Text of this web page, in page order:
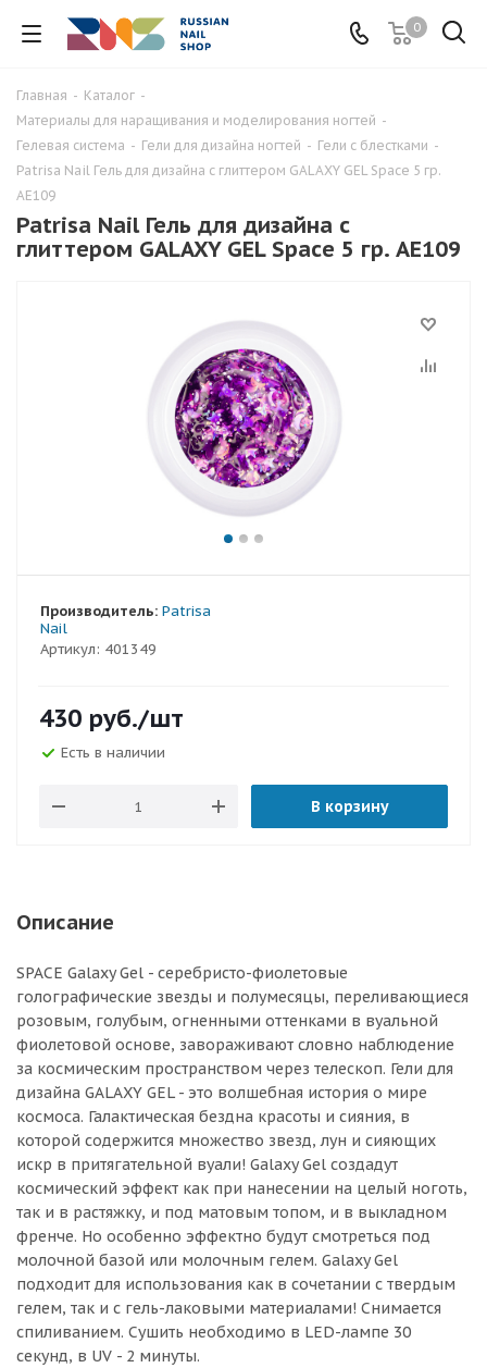
0
Главная - Каталог -
Материалы для наращивания и моделирования ногтей -
Гелевая система - Гели для дизайна ногтей - Гели с блестками -
Patrisa Nail Гель для дизайна с глиттером GALAXY GEL Space 5 гр.
AE109
Patrisa Nail Гель для дизайна с
глиттером GALAXY GEL Space 5 гр. AE109
Артикул: 401349
Производитель: Patrisa
Nail
430 руб./шт
Есть в наличии
В корзину
Описание
SPACE Galaxy Gel - серебристо-фиолетовые
голографические звезды и полумесяцы, переливающиеся
розовым, голубым, огненными оттенками в вуальной
фиолетовой основе, завораживают словно наблюдение
за космическим пространством через телескоп. Гели для
дизайна GALAXY GEL - это волшебная история о мире
космоса. Галактическая бездна красоты и сияния, в
которой содержится множество звезд, лун и сияющих
искр в притягательной вуали! Galaxy Gel создадут
космический эффект как при нанесении на целый ноготь,
так и в растяжку, и под матовым топом, и в выкладном
френче. Но особенно эффектно будут смотреться под
молочной базой или молочным гелем. Galaxy Gel
подходит для использования как в сочетании с твердым
гелем, так и с гель-лаковыми материалами! Снимается
спиливанием. Сушить необходимо в LED-лампе 30
секунд, в UV - 2 минуты.